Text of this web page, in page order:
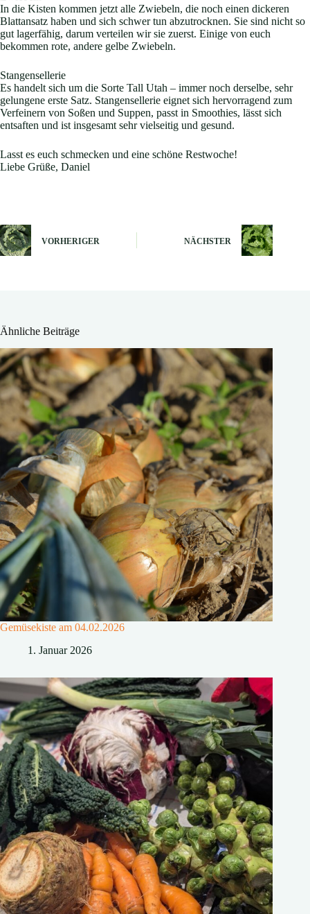
In die Kisten kommen jetzt alle Zwiebeln, die noch einen dickeren
Blattansatz haben und sich schwer tun abzutrocknen. Sie sind nicht so
gut lagerfähig, darum verteilen wir sie zuerst. Einige von euch
bekommen rote, andere gelbe Zwiebeln.
Stangensellerie
Es handelt sich um die Sorte Tall Utah – immer noch derselbe, sehr
gelungene erste Satz. Stangensellerie eignet sich hervorragend zum
Verfeinern von Soßen und Suppen, passt in Smoothies, lässt sich
entsaften und ist insgesamt sehr vielseitig und gesund.
Lasst es euch schmecken und eine schöne Restwoche!
Liebe Grüße, Daniel
VORHERIGER NÄCHSTER
Ähnliche Beiträge
Gemüsekiste am 04.02.2026
1. Januar 2026